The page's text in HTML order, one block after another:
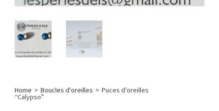
Home > Boucles d'oreilles > Puces d’oreilles
“Calypso”